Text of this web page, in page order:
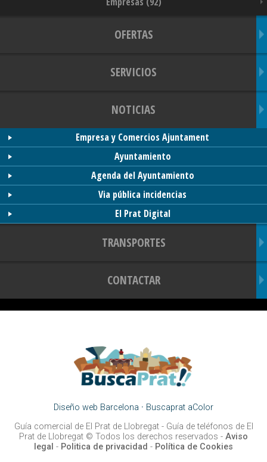
OFERTAS
SERVICIOS
NOTICIAS
Empresa y Comercios Ajuntament
Ayuntamiento
Agenda del Ayuntamiento
Via pública incidencias
El Prat Digital
TRANSPORTES
CONTACTAR
Diseño web Barcelona · Buscaprat aColor
Guía comercial de El Prat de Llobregat - Guía de teléfonos de El
Prat de Llobregat © Todos los derechos reservados - Aviso
legal - Politica de privacidad - Política de Cookies